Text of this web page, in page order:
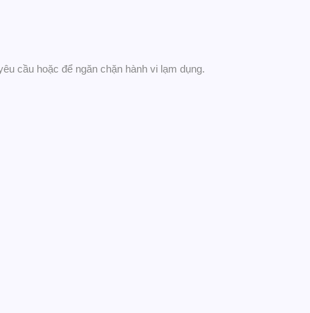
cầu hoặc để ngăn chặn hành vi lạm dụng.